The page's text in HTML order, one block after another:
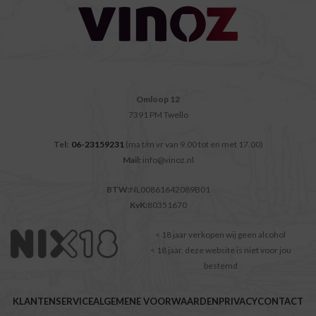
Omloop 12
7391 PM Twello
Tel: 06-23159231 (ma t/m vr van 9.00 tot en met 17.00)
Mail: info@vinoz.nl
BTW:NL00861642089B01
KvK:80351670
< 18 jaar verkopen wij geen alcohol
< 18 jaar, deze website is niet voor jou
bestemd
KLANTENSERVICEALGEMENE VOORWAARDENPRIVACYCONTACT